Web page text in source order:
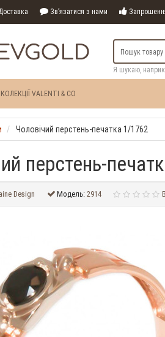
Зв’язатися з нами
Я шукаю,
КОЛЕКЦІЇ VALENTI & CO
Чоловічий перстень-печатка 1/1762
перстень-
Design Модель:2914